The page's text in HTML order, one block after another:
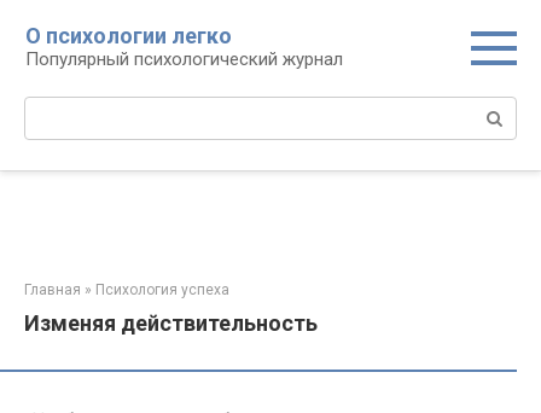
контенту
О психологии легко
Популярный психологический журнал
Главная » Психология успеха
Изменяя действительность